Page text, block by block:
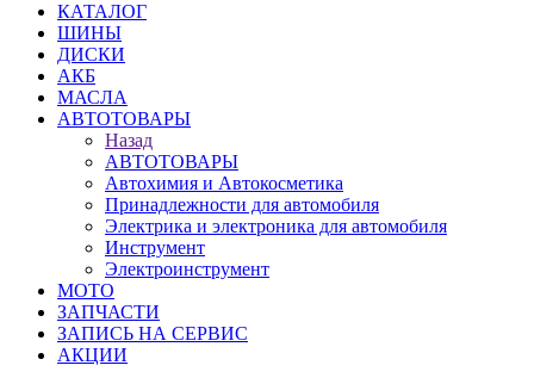
КАТАЛОГ
ШИНЫ
ДИСКИ
АКБ
МАСЛА
АВТОТОВАРЫ
Назад
АВТОТОВАРЫ
Автохимия и Автокосметика
Принадлежности для автомобиля
Электрика и электроника для автомобиля
Инструмент
Электроинструмент
МОТО
ЗАПЧАСТИ
ЗАПИСЬ НА СЕРВИС
АКЦИИ